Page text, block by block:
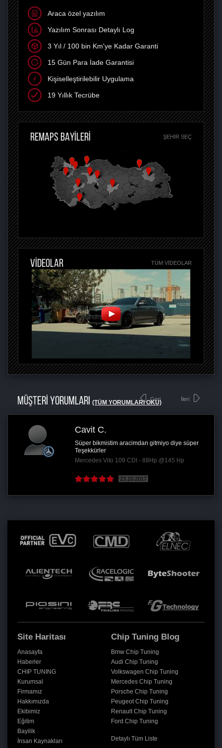
Araca özel yazılım
Yazılım Sonrası Detaylı Log
3 Yıl / 100 bin Km'ye Kadar Garanti
15 Gün Para İade Garantisi
Kişiselleştirilebilir Uygulama
19 Yıllık Tecrübe
REMAPS BAYİLERİ ŞEHIR SEÇ
VİDEOLAR TÜM VIDEOLAR
MÜŞTERİ YORUMLARI (TÜM YORUMLARI OKU)
Geri
Cavit C.
Süper bikmistim aracimdan gitmiyo diye süper
Teşekkürler
Mercedes Vito 109 CDI - 88Hp @145 Hp
23.10.2017
İleri
Site Haritası
Anasayfa
Haberler
CHIP TUNING
Kurumsal
Firmamız
Hakkımızda
Ekibimiz
Eğitim
Bayilik
İnsan Kaynakları
Chip Tuning Blog
Bmw Chip Tuning
Audi Chip Tuning
Volkswagen Chip Tuning
Mercedes Chip Tuning
Porsche Chip Tuning
Peugeot Chip Tuning
Renault Chip Tuning
Ford Chip Tuning
Detaylı Tüm Liste